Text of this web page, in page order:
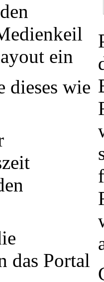
ein
dieses wie
das Portal